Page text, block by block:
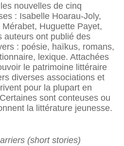
nouvelles de cinq
: Isabelle Hoarau-Joly,
Huguette Payet,
auteurs ont publié des
: poésie, haïkus, romans,
lexique. Attachées
le patrimoine littéraire
diverses associations et
pour la plupart en
sont conteuses ou
la littérature jeunesse.
(short stories)